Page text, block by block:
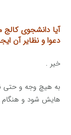
آیا دانشجوی
دعوا ونظایر آن
خیر .
به هیچ وجه و حتی
هایش شود و هنگام